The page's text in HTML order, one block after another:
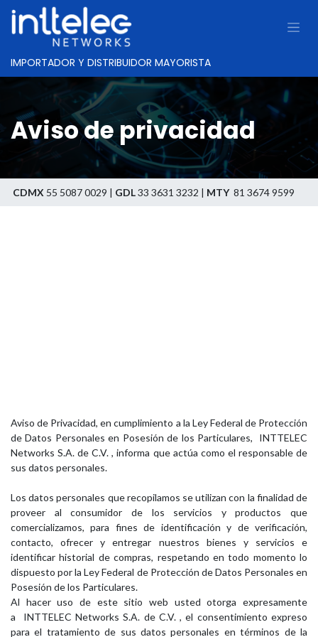
IMPORTADOR Y DISTRIBUIDOR MAYORISTA
Aviso de privacidad
CDMX 55 5087 0029 | GDL33 3631 3232 | MTY81 3674 9599
Aviso de Privacidad, en cumplimiento a la Ley Federal de Protección
de Datos Personales en Posesión de los Particulares, INTTELEC
Networks S.A. de C.V. , informa que actúa como el responsable de
sus datos personales.
Los datos personales que recopilamos se utilizan con la finalidad de
proveer al consumidor de los servicios y productos que
comercializamos, para fines de identificación y de verificación,
contacto, ofrecer y entregar nuestros bienes y servicios e
identificar historial de compras, respetando en todo momento lo
dispuesto por la Ley Federal de Protección de Datos Personales en
Posesión de los Particulares.
Al hacer uso de este sitio web usted otorga expresamente
a INTTELEC Networks S.A. de C.V. , el consentimiento expreso
para el tratamiento de sus datos personales en términos de la